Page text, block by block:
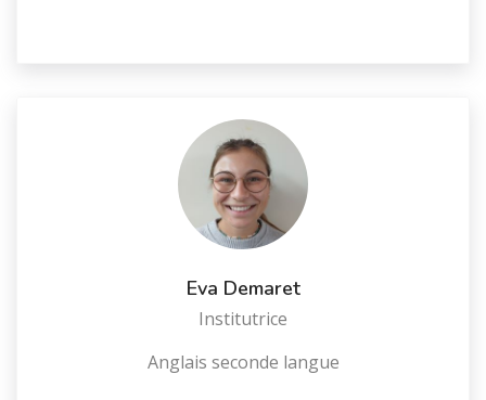
Eva Demaret
Institutrice
Anglais seconde langue